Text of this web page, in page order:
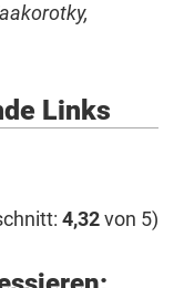
Links
4,32von 5)